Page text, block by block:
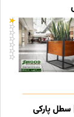
سطل پارکی